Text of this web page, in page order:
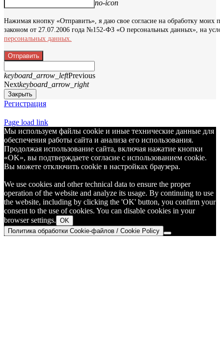
no-icon
Нажимая кнопку «Отправить», я даю свое согласие на обработку моих
законом от 27.07.2006 года №152-ФЗ «О персональных данных», на
персональных данных.
Отправить
keyboard_arrow_leftPrevious
Nextkeyboard_arrow_right
Закрыть
Регистрация
Page load link
Мы используем файлы cookie и иные технические данные для
обеспечения работы сайта и анализа его использования.
Продолжая использование сайта, включая нажатие кнопки
«OK», вы подтверждаете согласие с использованием cookie.
Вы можете отключить cookie в настройках браузера.
We use cookies and other technical data to ensure the proper
operation of the website and analyze its usage. By continuing to use
the website, including by clicking the 'OK' button, you confirm your
consent to the use of cookies. You can disable cookies in your
browser settings. OK
Политика обработки Cookie-файлов / Cookie Policy